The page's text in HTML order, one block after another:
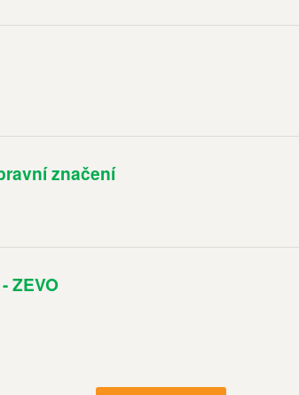
značení
ZEVO